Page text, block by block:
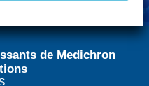
de Medichron